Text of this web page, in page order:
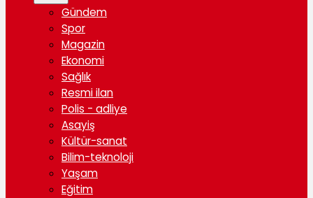
Gündem
Spor
Magazin
Ekonomi
Sağlık
Resmi ilan
Polis - adliye
Asayiş
Kültür-sanat
Bilim-teknoloji
Yaşam
Eğitim